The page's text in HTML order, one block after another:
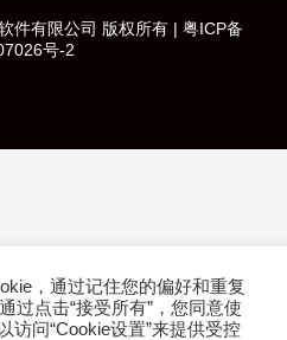
件有限公司 版权所有 | 粤ICP备
号-2
，通过记住您的偏好和重复
过点击“接受所有”，您同意使
访问“Cookie设置”来提供受控